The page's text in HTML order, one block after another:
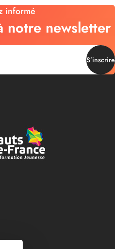
informé
notre newsletter
S’inscrire